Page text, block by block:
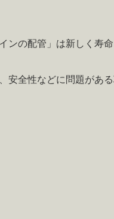
ンの配管」は新しく寿
安全性などに問題があ